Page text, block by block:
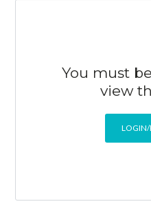
You must
view
LOGIN/